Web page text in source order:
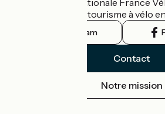
guide officiel du tourisme à vélo
Instagram
Contact
Notre mission